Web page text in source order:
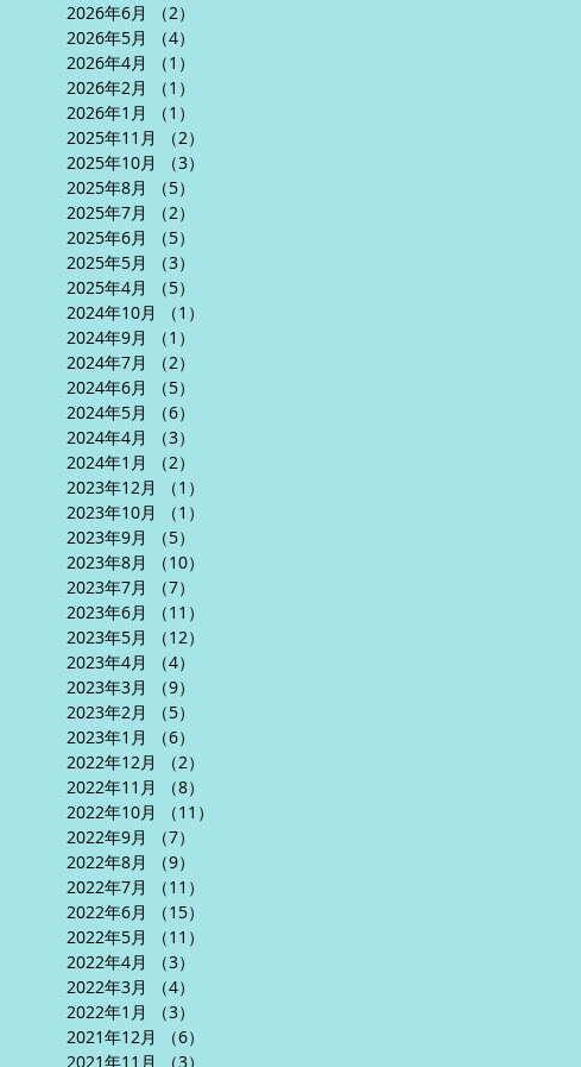
2026年6月
（2）
2026年5月
（4）
2026年4月
（1）
2026年2月
（1）
2026年1月
（1）
2025年11月
（2）
2025年10月
（3）
2025年8月
（5）
2025年7月
（2）
2025年6月
（5）
2025年5月
（3）
2025年4月
（5）
2024年10月
（1）
2024年9月
（1）
2024年7月
（2）
2024年6月
（5）
2024年5月
（6）
2024年4月
（3）
2024年1月
（2）
2023年12月
（1）
2023年10月
（1）
2023年9月
（5）
2023年8月
（10）
2023年7月
（7）
2023年6月
（11）
2023年5月
（12）
2023年4月
（4）
2023年3月
（9）
2023年2月
（5）
2023年1月
（6）
2022年12月
（2）
2022年11月
（8）
2022年10月
（11）
2022年9月
（7）
2022年8月
（9）
2022年7月
（11）
2022年6月
（15）
2022年5月
（11）
2022年4月
（3）
2022年3月
（4）
2022年1月
（3）
2021年12月
（6）
2021年11月
（3）